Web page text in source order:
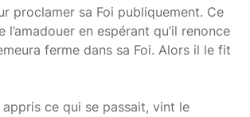
proclamer sa Foi publiquement. Ce
l’amadouer en espérant qu’il renonce
ferme dans sa Foi. Alors il le fit
appris ce qui se passait, vint le